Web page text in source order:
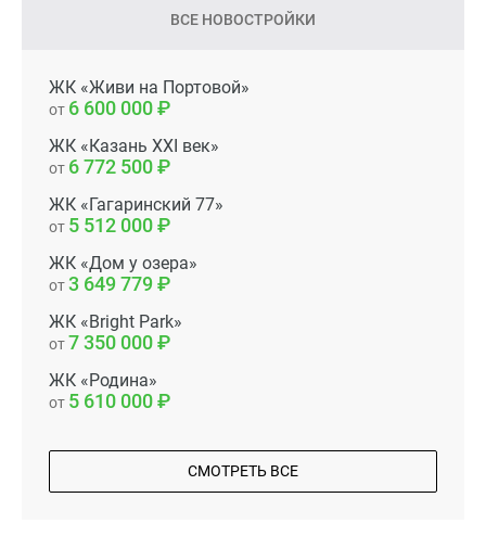
ВСЕ НОВОСТРОЙКИ
ЖК «Живи на Портовой»
от 6 600 000
ЖК «Казань XXI век»
от 6 772 500
ЖК «Гагаринский 77»
от 5 512 000
ЖК «Дом у озера»
от3 649 779
ЖК «Bright Park»
от7 350 000
ЖК «Родина»
от 5 610 000
СМОТРЕТЬ ВСЕ